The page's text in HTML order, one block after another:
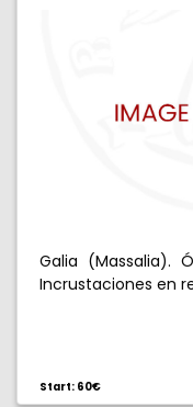
Galia (Massalia).
Incrustaciones en
Start: 60€